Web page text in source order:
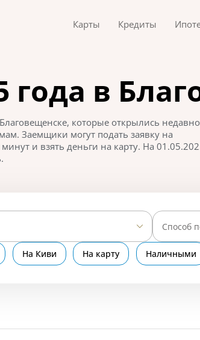
Карты Кредиты
в
которые открылись
Заемщики могут подать заявку на
и взять деньги на карту. На
Способ
На Киви На карту Наличными